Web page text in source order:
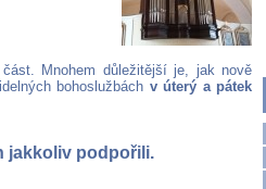
Mnohem důležitější je, jak nově
bohoslužbách v úterý a pátek
jakkoliv podpořili.